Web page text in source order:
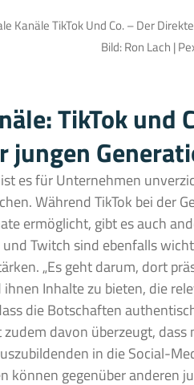
Bild: Ron Lach |
TikTok und
jungen
es für Unternehmen
Während TikTok bei der
ermöglicht, gibt es auch
und Twitch sind ebenfalls
„Es geht darum, dort
Inhalte zu bieten, die
die Botschaften
zudem davon überzeugt,
in die Social-
können gegenüber anderen